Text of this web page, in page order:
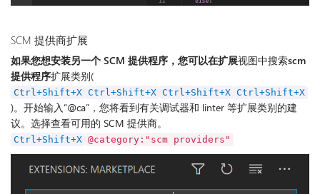
SCM 提供商扩展
如果您想安装另一个 SCM 提供程序，您可以在扩展视图中搜索scm
提供程序扩展类别(
Ctrl+Shift+X Ctrl+Shift+X Ctrl+Shift+X Ctrl+Shift+X
)。开始输入“@ca”，您将看到有关调试器和 linter 等扩展类别的建
议。选择查看可用的 SCM 提供商。
Ctrl+Shift+X @category:"scm providers"